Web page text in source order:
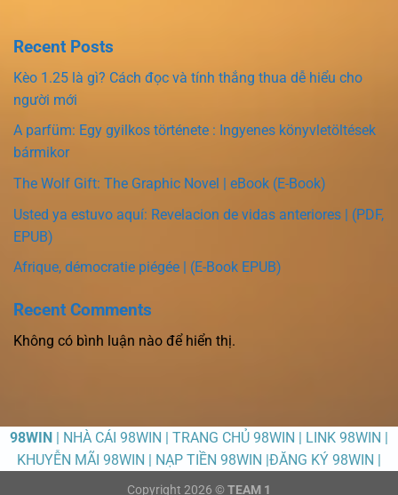
Recent Posts
Kèo 1.25 là gì? Cách đọc và tính thắng thua dễ hiểu cho
người mới
A parfüm: Egy gyilkos története : Ingyenes könyvletöltések
bármikor
The Wolf Gift: The Graphic Novel | eBook (E-Book)
Usted ya estuvo aquí: Revelacion de vidas anteriores | (PDF,
EPUB)
Afrique, démocratie piégée | (E-Book EPUB)
Recent Comments
Không có bình luận nào để hiển thị.
98WIN | NHÀ CÁI 98WIN | TRANG CHỦ 98WIN | LINK 98WIN |
KHUYỄN MÃI 98WIN | NẠP TIỀN 98WIN |ĐĂNG KÝ 98WIN |
Copyright 2026 © TEAM 1